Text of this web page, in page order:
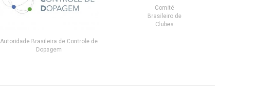
Autoridade Brasileira de Controle de
Dopagem
Comitê
Brasileiro de
Clubes